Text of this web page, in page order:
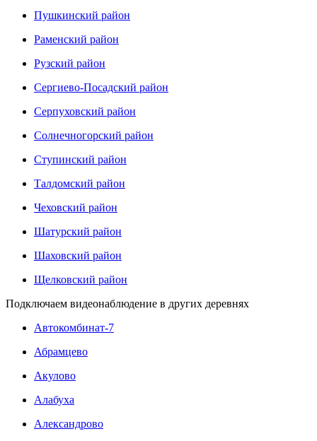
Пушкинский район
Раменский район
Рузский район
Сергиево-Посадский район
Серпуховский район
Солнечногорский район
Ступинский район
Талдомский район
Чеховский район
Шатурский район
Шаховский район
Щелковский район
Подключаем видеонаблюдение в других деревнях
Автокомбинат-7
Абрамцево
Акулово
Алабуха
Александрово